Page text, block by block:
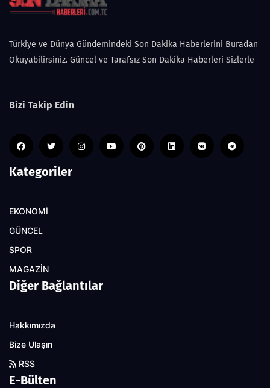
Türkiye ve Dünya Gündemindeki Son Dakika Haberlerini Buradan
Okuyabilirsiniz. Güncel ve Tarafsız Son Dakika Haberleri Sizlerle
Bizi Takip Edin
Kategoriler
EKONOMİ
GÜNCEL
SPOR
MAGAZİN
Diğer Bağlantılar
Hakkımızda
Bize Ulaşın
RSS
E-Bülten